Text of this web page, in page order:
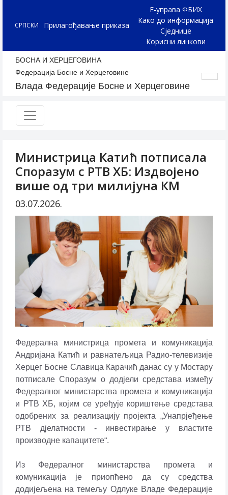
СРПСКИ Прилагођавање приказа
Е-управа ФБИХ
Како до информација
Сједнице
Корисни линкови
БОСНА И ХЕРЦЕГОВИНА
Федерација Босне и Херцеговине
Влада Федерације Босне и Херцеговине
Министрица Катић потписала
Споразум с РТВ ХБ: Издвојено
више од три милијуна КМ
03.07.2026.
Федерална министрица промета и комуникација
Андријана Катић и равнатељица Радио-телевизије
Херцег Босне Славица Карачић данас су у Мостару
потписале Споразум о дод‌јели средстава између
Федералног министарства промета и комуникација
и РТВ ХБ, којим се уређује кориштење средстава
одобрених за реализацију пројекта „Унапрјеђење
РТВ д‌јелатности - инвестирање у властите
производне капацитете“.
Из Федералног министарства промета и
комуникација је приопћено да су средства
додијељена на темељу Одлуке Владе Федерације